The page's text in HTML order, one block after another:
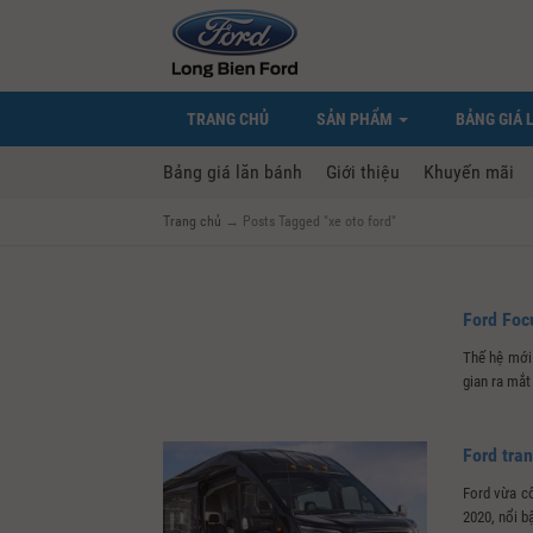
TRANG CHỦ SẢN PHẨM BẢNG GIÁ
Bảng giá lăn bánh Giới thiệu Khuyến mãi
Trang chủ → Posts Tagged "xe oto ford"
Ford
Thế hệ
gian ra mắt
Ford
Ford vừa
2020, nổi